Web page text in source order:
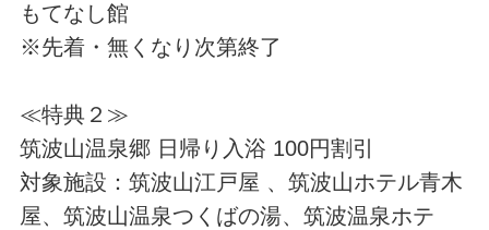
もてなし館
※先着・無くなり次第終了
≪特典２≫
筑波山温泉郷 日帰り入浴 100円割引
対象施設：筑波山江戸屋 、筑波山ホテル青木
屋、筑波山温泉つくばの湯、筑波温泉ホテ